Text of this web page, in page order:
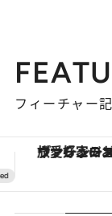
フィーチャー
【夏限定ディナーコース】旬を迎え